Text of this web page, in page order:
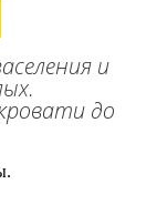
и
до